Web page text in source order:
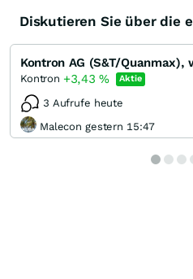
Diskutieren Sie über die
Kontron +3,43% Aktie
3 Aufrufe heute
Malecon gestern 15:47